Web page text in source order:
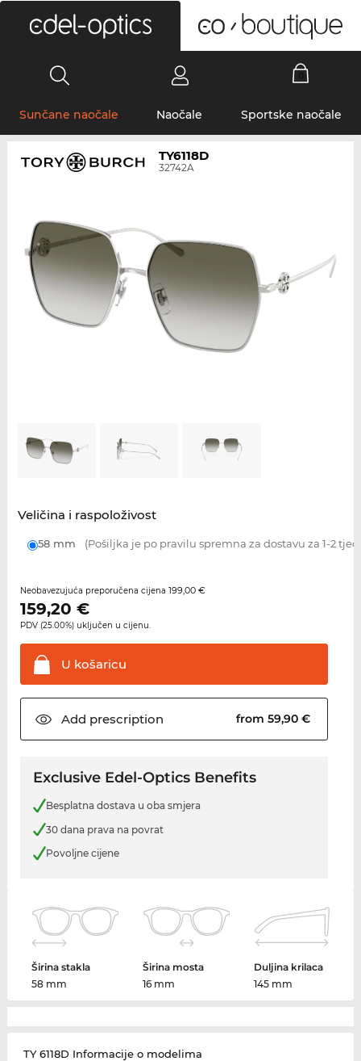
Sunčane naočale Naočale Sportske naočale
TY6118D
32742A
Veličina i raspoloživost
58 mm (Pošiljka je po pravilu spremna za dostavu za 1-2
Neobavezujuća preporučena cijena 199,00 €
159,20 €
PDV (25.00%) uključen u cijenu.
U košaricu
Add prescription from 59,90 €
Exclusive Edel-Optics Benefits
Besplatna dostava u oba smjera
30 dana prava na povrat
Povoljne cijene
Širina stakla
58 mm
Širina mosta
16 mm
Duljina krilaca
145 mm
TY 6118D Informacije o modelima